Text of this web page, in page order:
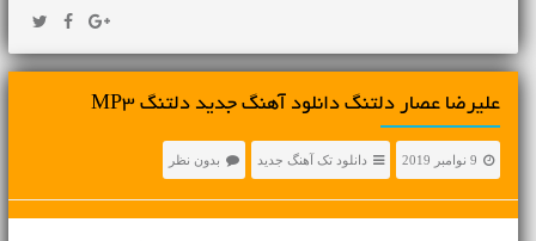
علیرضا عصار دلتنگ دانلود آهنگ جدید دلتنگ MP3
9 نوامبر 2019 دانلود تک آهنگ جدید بدون نظر